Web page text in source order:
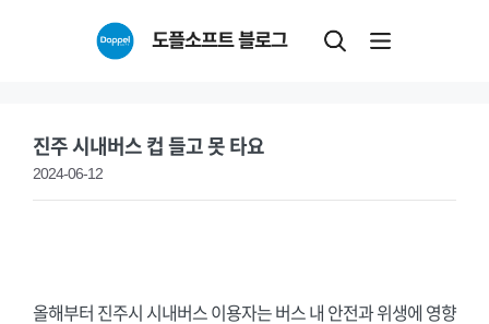
도플소프트 블로그
진주 시내버스 컵 들고 못 타요
2024-06-12
올해부터 진주시 시내버스 이용자는 버스 내 안전과 위생에 영향